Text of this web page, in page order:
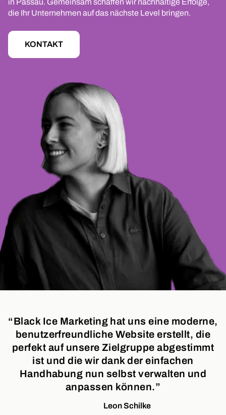
in Passau. Gemeinsam schaffen wir nachhaltige Erfolge,
die Ihr Unternehmen auf das nächste Level bringen.
KONTAKT
“Black Ice Marketing hat uns eine moderne,
benutzerfreundliche Website erstellt, die
perfekt auf unsere Zielgruppe abgestimmt
ist und die wir dank der einfachen
Handhabung nun selbst verwalten und
anpassen können.”
Leon Schilke